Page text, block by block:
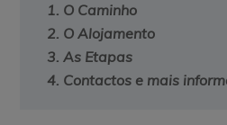
1. O Caminho
2. O Alojamento
3. As Etapas
4. Contactos e mais